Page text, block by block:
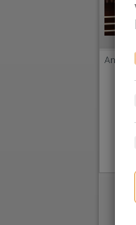
Anzeige